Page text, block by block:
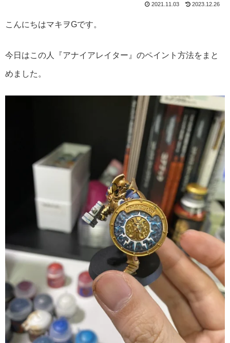
2021.11.03 2023.12.26
こんにちはマキヲGです。
今日はこの人『アナイアレイター』のペイント方法をまと
めました。